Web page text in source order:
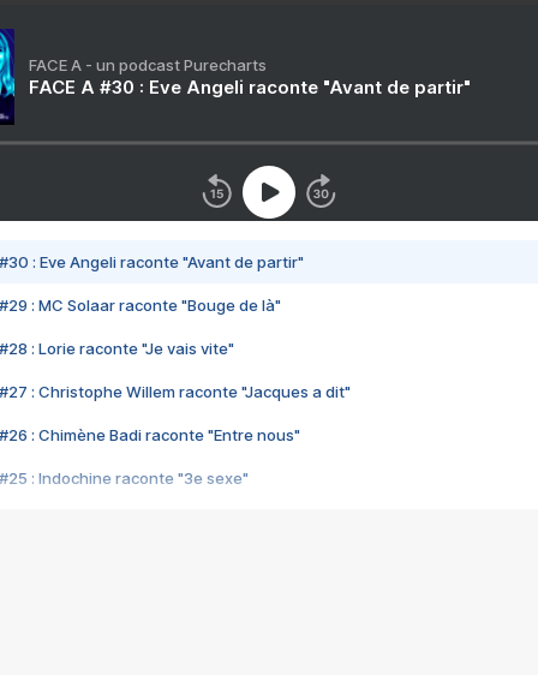
FACE A - un podcast Purecharts
FACE A #30 : Eve Angeli raconte "Avant de partir"
#30 : Eve Angeli raconte "Avant de partir"
#29 : MC Solaar raconte "Bouge de là"
#28 : Lorie raconte "Je vais vite"
#27 : Christophe Willem raconte "Jacques a dit"
#26 : Chimène Badi raconte "Entre nous"
#25 : Indochine raconte "3e sexe"